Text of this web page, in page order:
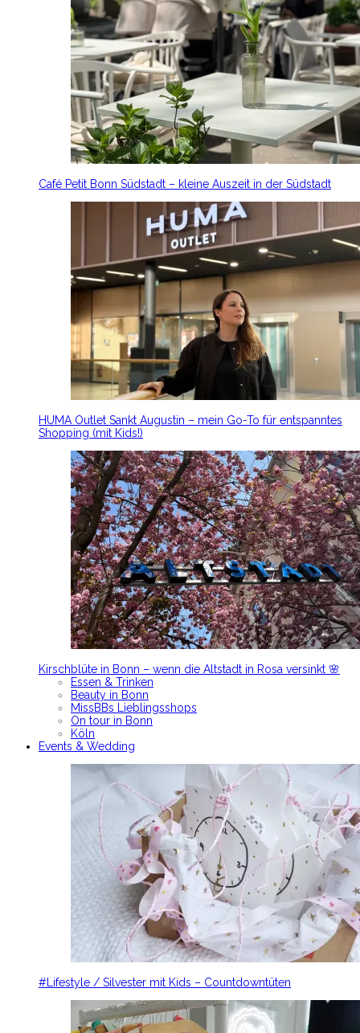
Café Petit Bonn Südstadt – kleine Auszeit in der Südstadt
HUMA Outlet Sankt Augustin – mein Go-To für entspanntes
Shopping (mit Kids!)
Kirschblüte in Bonn – wenn die Altstadt in Rosa versinkt 🌸
Essen & Trinken
Beauty in Bonn
MissBBs Lieblingsshops
On tour in Bonn
Köln
Events & Wedding
#Lifestyle / Silvester mit Kids – Countdowntüten